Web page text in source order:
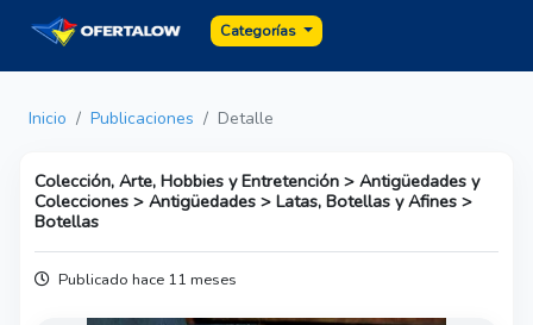
Categorías
Inicio Publicaciones Detalle
Colección, Arte, Hobbies y Entretención > Antigüedades y
Colecciones > Antigüedades > Latas, Botellas y Afines >
Botellas
Publicado hace 11 meses